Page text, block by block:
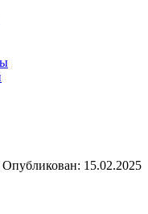
Опубликован: 15.02.2025